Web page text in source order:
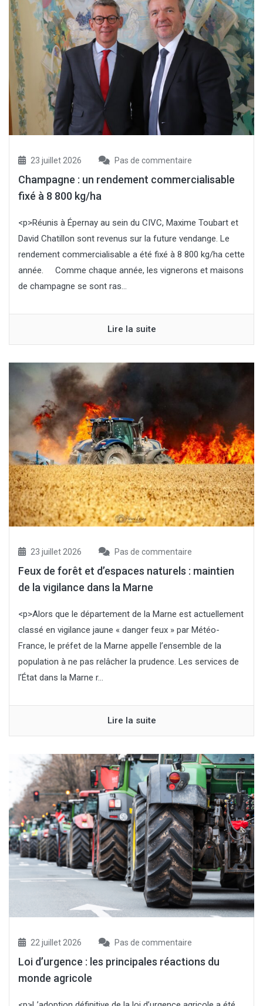
23 juillet 2026 Pas de commentaire
Champagne : un rendement commercialisable
fixé à 8 800 kg/ha
<p>Réunis à Épernay au sein du CIVC, Maxime Toubart et
David Chatillon sont revenus sur la future vendange. Le
rendement commercialisable a été fixé à 8 800 kg/ha cette
année. Comme chaque année, les vignerons et maisons
de champagne se sont ras...
Lire la suite
23 juillet 2026 Pas de commentaire
Feux de forêt et d’espaces naturels : maintien
de la vigilance dans la Marne
<p>Alors que le département de la Marne est actuellement
classé en vigilance jaune « danger feux » par Météo-
France, le préfet de la Marne appelle l’ensemble de la
population à ne pas relâcher la prudence. Les services de
l’État dans la Marne r...
Lire la suite
22 juillet 2026 Pas de commentaire
Loi d’urgence : les principales réactions du
monde agricole